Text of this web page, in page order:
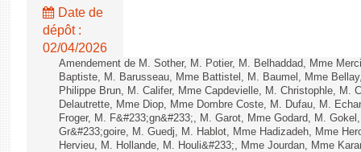
Date de
dépôt :
02/04/2026
Amendement de M. Sother, M. Potier, M. Belhaddad, Mme
Baptiste, M. Barusseau, Mme Battistel, M. Baumel, Mme
Philippe Brun, M. Califer, Mme Capdevielle, M. Christophle, M.
Delautrette, Mme Diop, Mme Dombre Coste, M. Dufau, M.
Froger, M. F&#233;gn&#233;, M. Garot, Mme Godard, M.
Gr&#233;goire, M. Guedj, M. Hablot, Mme Hadizadeh, Mme
Hervieu, M. Hollande, M. Houli&#233;, Mme Jourdan, Mme